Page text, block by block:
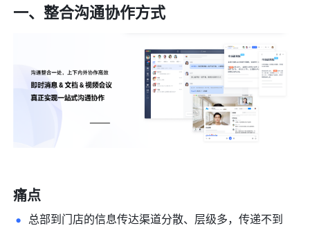
一、整合沟通协作方式
痛点
总部到门店的信息传达渠道分散、层级多，传递不到